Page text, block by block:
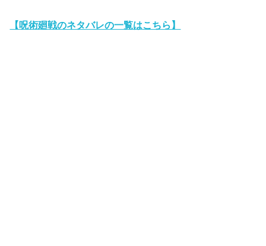
【呪術廻戦のネタバレの一覧はこちら】